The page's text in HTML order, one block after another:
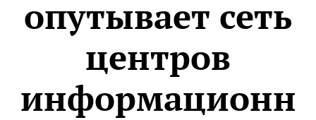
опутывает сеть
центров
информационн